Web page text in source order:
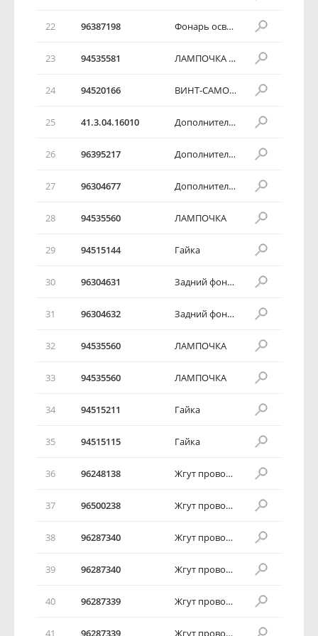
22 96387198 Фонарь освещения номерного знака
23 94535581 ЛАМПОЧКА ГАБАРИТНАЯ
24 94520166 ВИНТ-САМОРЕЗ
25 41.3.04.16010 Дополнительный стоп-сигнал в сборе
26 96395217 Дополнительный стоп-сигнал в сборе
27 96304677 Дополнительный стоп-сигнал в сборе
28 94535560 ЛАМПОЧКА
29 94515144 Гайка
30 96304631 Задний фонарь в сборе
31 96304632 Задний фонарь в сборе
32 94535560 ЛАМПОЧКА
33 94535560 ЛАМПОЧКА
34 94515211 Гайка
35 94515115 Гайка
36 96248138 Жгут проводов задних фонарей
37 96500238 Жгут проводов задних фонарей
38 96287340 Жгут проводов задних фонарей
39 96287340 Жгут проводов задних фонарей
40 96287339 Жгут проводов задних фонарей
41 96287339 Жгут проводов задних фонарей